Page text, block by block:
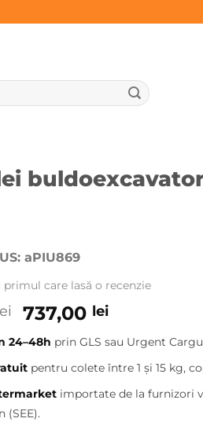
aPIU869
primul care lasă o recenzie
Prețul
a
fost:
800,00 lei.
737,00 leiPrețul
este:
737,00
24–48h prin GLS sau Urgent
pentru colete între 1 și 15 kg,
importate de la furnizori
(SEE).